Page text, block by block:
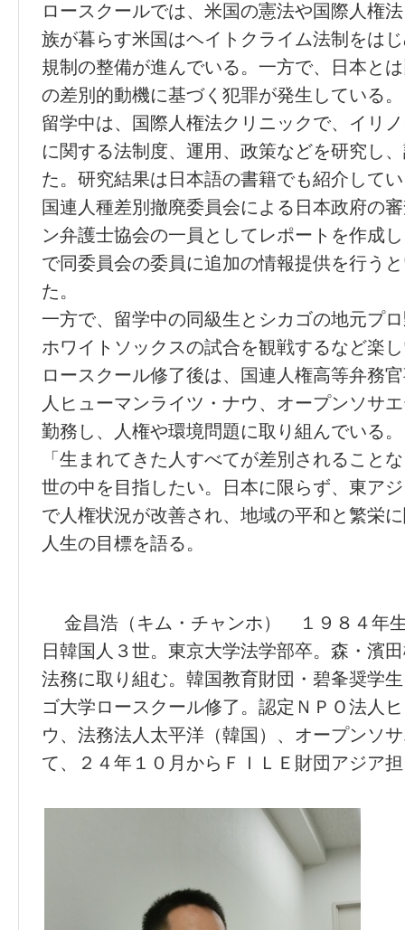
ロースクールでは、米国の憲法や国際人権
族が暮らす米国はヘイトクライム法制をは
規制の整備が進んでいる。一方で、日本と
の差別的動機に基づく犯罪が発生している。
留学中は、国際人権法クリニックで、イリ
に関する法制度、運用、政策などを研究し
た。研究結果は日本語の書籍でも紹介して
国連人種差別撤廃委員会による日本政府の
ン弁護士協会の一員としてレポートを作成
で同委員会の委員に追加の情報提供を行う
た。
一方で、留学中の同級生とシカゴの地元プ
ホワイトソックスの試合を観戦するなど楽
ロースクール修了後は、国連人権高等弁務
人ヒューマンライツ・ナウ、オープンソサ
勤務し、人権や環境問題に取り組んでいる。
「生まれてきた人すべてが差別されること
世の中を目指したい。日本に限らず、東ア
で人権状況が改善され、地域の平和と繁栄
人生の目標を語る。
金昌浩（キム・チャンホ） １９８４年
日韓国人３世。東京大学法学部卒。森・濱
法務に取り組む。韓国教育財団・碧夆奨学
ゴ大学ロースクール修了。認定ＮＰＯ法人
ウ、法務法人太平洋（韓国）、オープンソ
て、２４年１０月からＦＩＬＥ財団アジア